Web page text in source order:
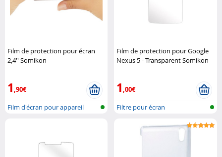
Film de protection pour écran
2,4'' Somikon
1 ,90€
Film d'écran pour appareil
Film de protection pour Google
Nexus 5 - Transparent Somikon
1,00€
Filtre pour écran